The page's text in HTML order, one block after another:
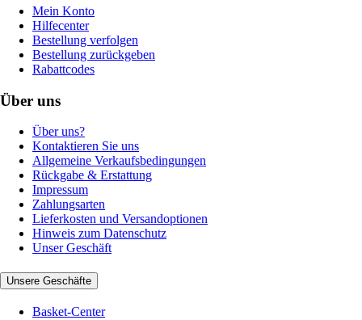
Mein Konto
Hilfecenter
Bestellung verfolgen
Bestellung zurückgeben
Rabattcodes
Über uns
Über uns?
Kontaktieren Sie uns
Allgemeine Verkaufsbedingungen
Rückgabe & Erstattung
Impressum
Zahlungsarten
Lieferkosten und Versandoptionen
Hinweis zum Datenschutz
Unser Geschäft
Unsere Geschäfte
Basket-Center